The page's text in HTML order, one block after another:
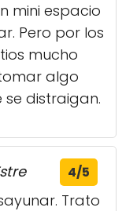
mini espacio
Pero por los
mucho
algo
se distraigan.
4/5
Trato